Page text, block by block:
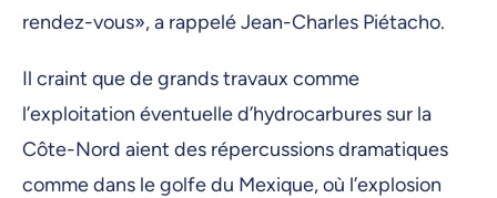
rendez-vous», a rappelé Jean-Charles Piétacho.
Il craint que de grands travaux comme
l’exploitation éventuelle d’hydrocarbures sur la
Côte-Nord aient des répercussions dramatiques
comme dans le golfe du Mexique, où l’explosion